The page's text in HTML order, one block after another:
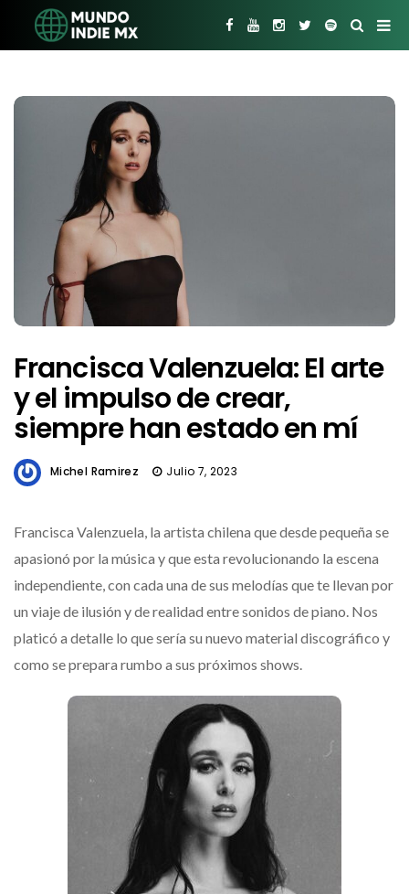
Francisca Valenzuela: El arte
y el impulso de crear,
siempre han estado en mí
Michel Ramirez Julio 7, 2023
Francisca Valenzuela, la artista chilena que desde pequeña se
apasionó por la música y que esta revolucionando la escena
independiente, con cada una de sus melodías que te llevan por
un viaje de ilusión y de realidad entre sonidos de piano. Nos
platicó a detalle lo que sería su nuevo material discográfico y
como se prepara rumbo a sus próximos shows.